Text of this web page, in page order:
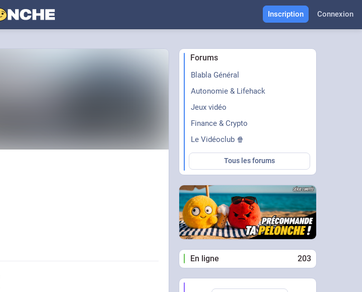
Inscription Connexion
Forums
Blabla Général
Autonomie & Lifehack
Jeux vidéo
Finance & Crypto
Le Vidéoclub 🍿
Tous les forums
En ligne 203